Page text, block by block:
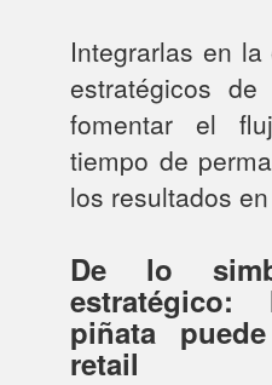
Integrarlas en
estratégicos
fomentar el
tiempo de
los resultados
De lo
piñata
retail